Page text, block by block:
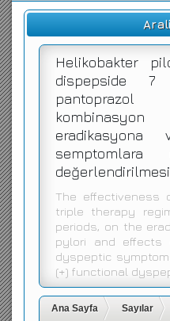
Ana Sayfa
Editörler Kurulu
Dergi Kılavuzu
Arşiv
Arama Yap
İletişim
Helikobakter
dispepside
eradikasyona
semptomlara
değerlendirilmesi
The effectiveness
triple therapy
periods, on the
pylori and effects
dyspeptic
(+) functional
Ana Sayfa Sayılar